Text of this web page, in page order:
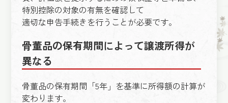
特別控除の対象の有無を確認して
適切な申告手続きを行うことが必要です。
骨董品の保有期間によって譲渡所得が
異なる
骨董品の保有期間「5年」を基準に所得額の計算が
変わります。